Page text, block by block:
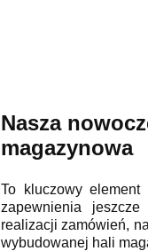
Nasza
magazynowa
To kluczowy
zapewnienia
realizacji zamówień,
wybudowanej hali